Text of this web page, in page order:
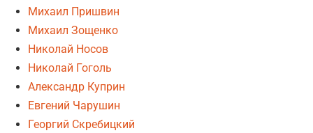
Михаил Пришвин
Михаил Зощенко
Николай Носов
Николай Гоголь
Александр Куприн
Евгений Чарушин
Георгий Скребицкий